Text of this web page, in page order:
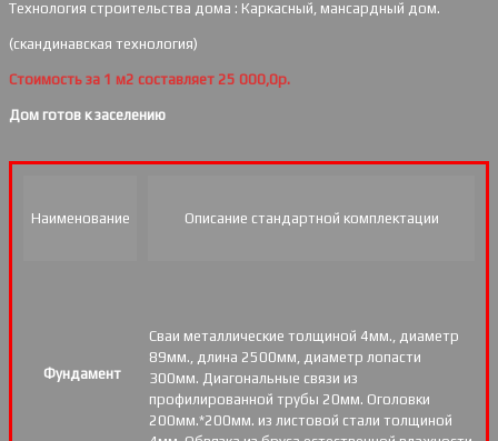
Технология строительства дома : Каркасный, мансардный дом.
(скандинавская технология)
Стоимость за 1 м2 составляет 25 000,0р.
Дом готов к заселению
Наименование Описание стандартной комплектации
Фундамент
Сваи металлические толщиной 4мм., диаметр
89мм., длина 2500мм, диаметр лопасти
300мм. Диагональные связи из
профилированной трубы 20мм. Оголовки
200мм.*200мм. из листовой стали толщиной